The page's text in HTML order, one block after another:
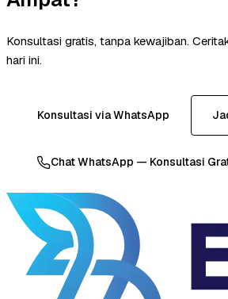
Konsultasi gratis, tanpa kewajiban.
hari ini.
Konsultasi via WhatsApp
Chat WhatsApp — Konsultasi